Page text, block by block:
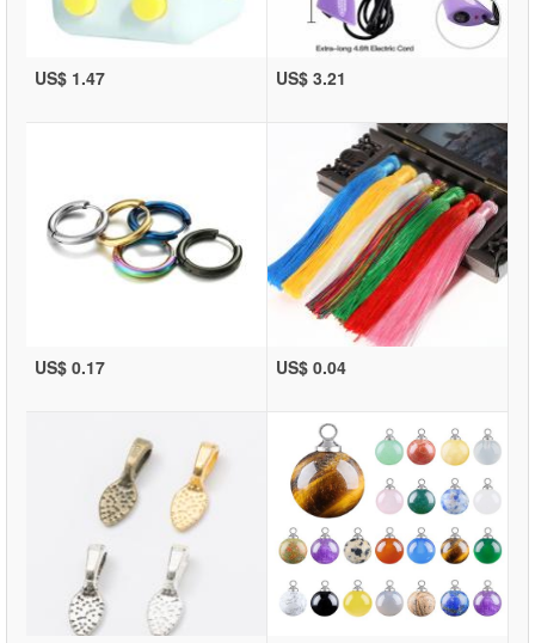
US$ 1.47 US$ 3.21
US$ 0.17 US$ 0.04